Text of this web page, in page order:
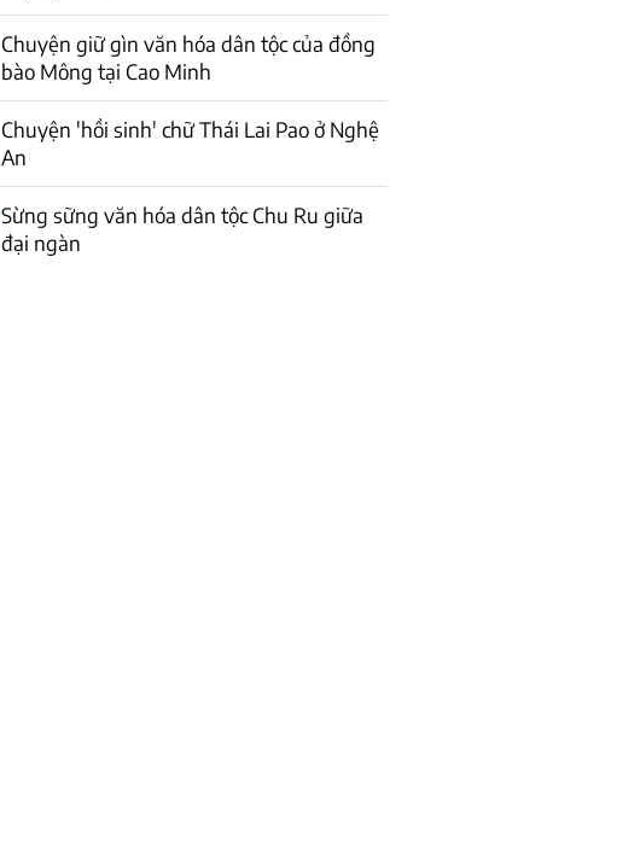
Chuyện giữ gìn văn hóa dân tộc của đồng
bào Mông tại Cao Minh
Chuyện 'hồi sinh' chữ Thái Lai Pao ở Nghệ
An
Sừng sững văn hóa dân tộc Chu Ru giữa
đại ngàn